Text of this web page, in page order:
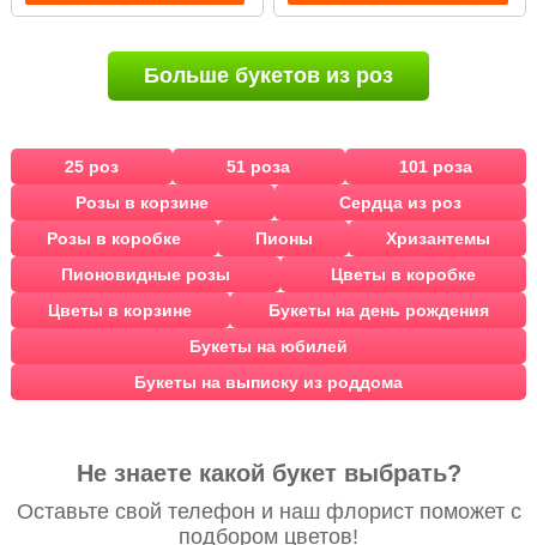
Больше букетов из роз
25 роз 51 роза
101 роза
Розы в корзине
Сердца из роз
Розы в коробке
Пионы
Хризантемы
Пионовидные розы
Цветы в коробке
Цветы в корзине
Букеты на день рождения
Букеты на юбилей
Букеты на выписку из роддома
Не знаете какой букет выбрать?
Оставьте свой телефон и наш флорист поможет с
подбором цветов!